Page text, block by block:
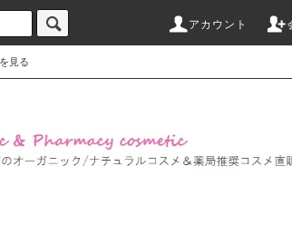
アカウント
見る